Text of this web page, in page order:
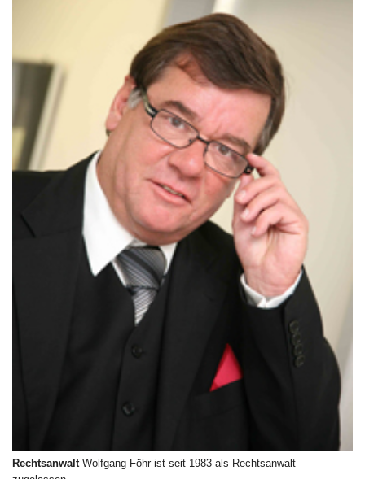
Rechtsanwalt Wolfgang Föhr ist seit 1983 als Rechtsanwalt